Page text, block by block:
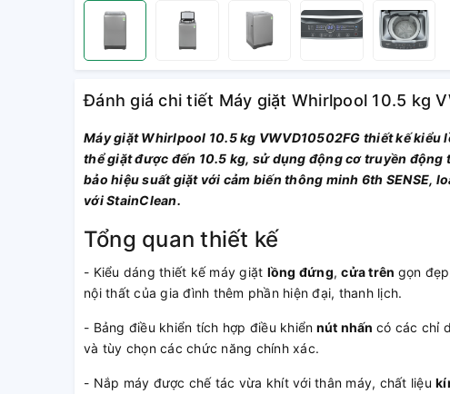
Đánh giá chi tiết Máy giặt Whirlpool 10.5 kg
Máy giặt Whirlpool 10.5 kg VWVD10502FG thiết kế
thể giặt được đến 10.5 kg, sử dụng động cơ truyền
bảo hiệu suất giặt với cảm biến thông minh 6th SENSE,
với StainClean.
Tổng quan thiết kế
- Kiểu dáng thiết kế máy giặt lồng đứng,cửa trên gọn
nội thất của gia đình thêm phần hiện đại, thanh lịch.
- Bảng điều khiển tích hợp điều khiển nút nhấn có các chỉ
và tùy chọn các chức năng chính xác.
- Nắp máy được chế tác vừa khít với thân máy, chất liệu